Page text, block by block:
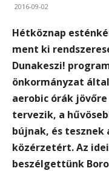
2016-09-02
Hétköznap
ment ki
Dunakeszi!
önkormányzat
aerobic órák
tervezik, a
bújnak, és
közérzetért. Az
beszélgettünk